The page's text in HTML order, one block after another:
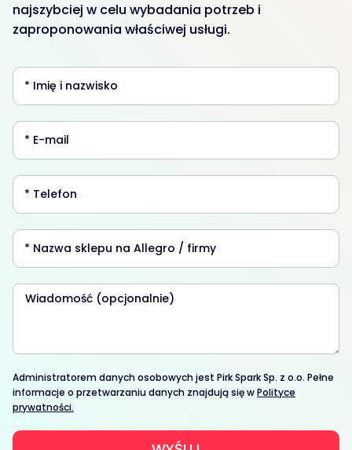
najszybciej w celu wybadania potrzeb i
zaproponowania właściwej usługi.
Administratorem danych osobowych jest Pirk Spark Sp. z o.o. Pełne
informacje o przetwarzaniu danych znajdują się wPolityce
prywatności.